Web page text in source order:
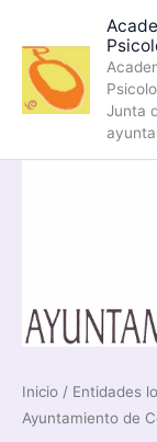
contenido
Junta
Inicio / Entidades
Ayuntamiento de